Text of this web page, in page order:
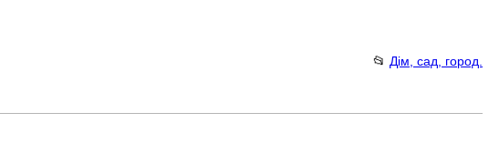
📂 Дім, сад, город.